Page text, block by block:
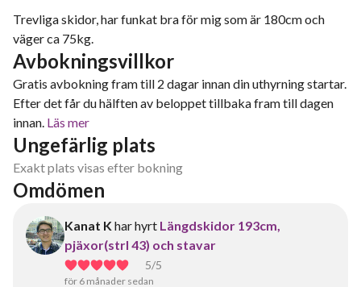
Trevliga skidor, har funkat bra för mig som är 180cm och
väger ca 75kg.
Avbokningsvillkor
Gratis avbokning fram till 2 dagar innan din uthyrning startar.
Efter det får du hälften av beloppet tillbaka fram till dagen
innan. Läs mer
Ungefärlig plats
Exakt plats visas efter bokning
Omdömen
Kanat K har hyrt Längdskidor 193cm,
pjäxor(strl 43) och stavar
5/5
för 6 månader sedan